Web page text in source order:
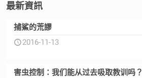
最新資訊
捕鯊的荒謬
2016-11-13
害虫控制：我们能从过去吸取教训吗？